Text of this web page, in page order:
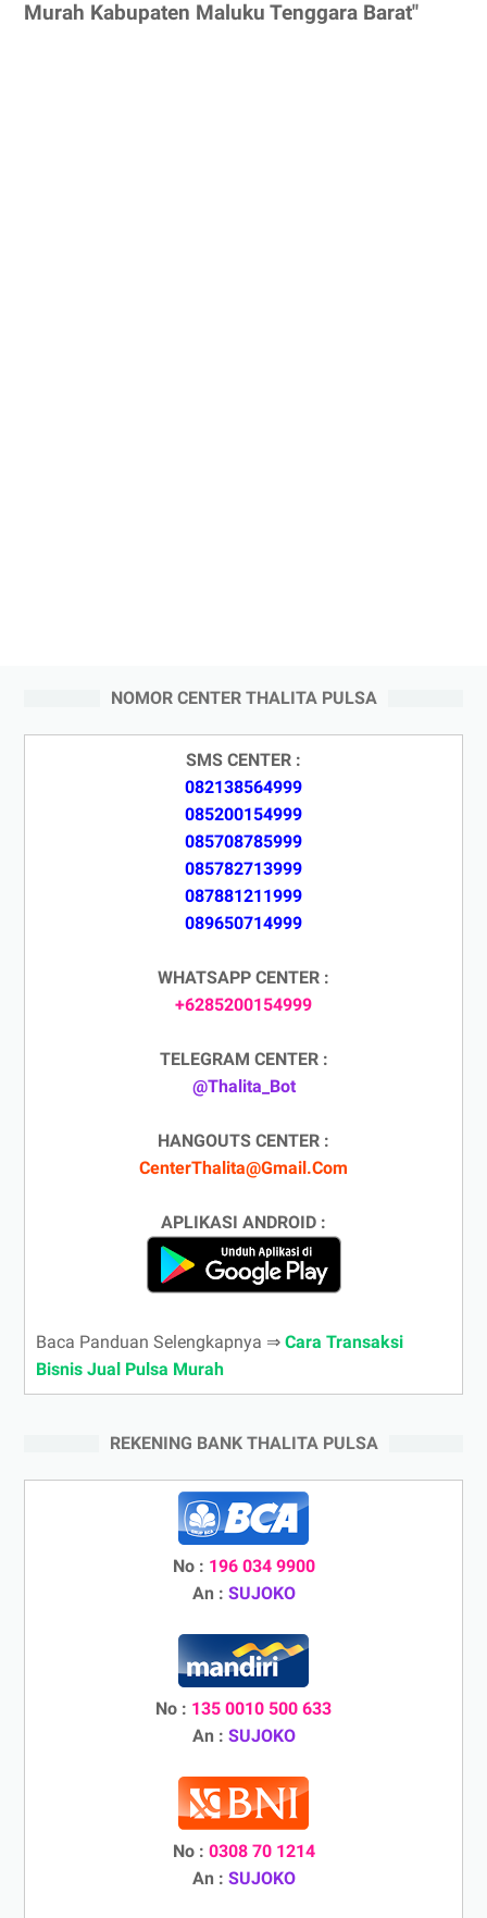
Murah Kabupaten Maluku Tenggara Barat"
NOMOR CENTER THALITA PULSA
SMS CENTER :
082138564999
085200154999
085708785999
085782713999
087881211999
089650714999
WHATSAPP CENTER :
+6285200154999
TELEGRAM CENTER :
@Thalita_Bot
HANGOUTS CENTER :
CenterThalita@Gmail.Com
APLIKASI ANDROID :
Baca Panduan Selengkapnya ⇒ Cara Transaksi
Bisnis Jual Pulsa Murah
REKENING BANK THALITA PULSA
No : 196 034 9900
An : SUJOKO
No : 135 0010 500 633
An : SUJOKO
No : 0308 70 1214
An : SUJOKO